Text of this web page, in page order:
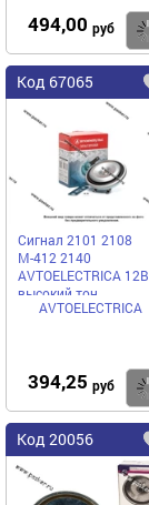
494,00 руб
Код 67065
Сигнал 2101 2108
М-412 2140
AVTOELECTRICA 12В
высокий тон
AVTOELECTRICA
394,25 руб
Код 20056